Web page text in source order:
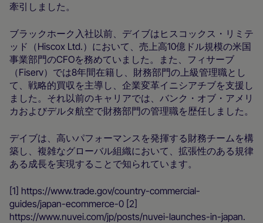
牽引しました。
ブラックホーク入社以前、デイブはヒスコックス・リミテ
ッド（Hiscox Ltd.）において、売上高10億ドル規模の米国
事業部門のCFOを務めていました。また、フィサーブ
（Fiserv）では8年間在籍し、財務部門の上級管理職とし
て、戦略的買収を主導し、企業変革イニシアチブを支援し
ました。それ以前のキャリアでは、バンク・オブ・アメリ
カおよびデルタ航空で財務部門の管理職を歴任しました。
デイブは、高いパフォーマンスを発揮する財務チームを構
築し、複雑なグローバル組織において、拡張性のある規律
ある成長を実現することで知られています。
‍[1] https://www.trade.gov/country-commercial-
guides/japan-ecommerce-0 [2]
https://www.nuvei.com/jp/posts/nuvei-launches-in-japan.